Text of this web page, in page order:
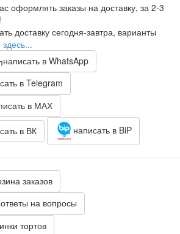
оформлять заказы на доставку, за 2-3
доставку сегодня-завтра, варианты
написать в WhatsApp
в Telegram
в МАХ
в ВК написать в BiP
заказов
ответы на вопросы
тортов